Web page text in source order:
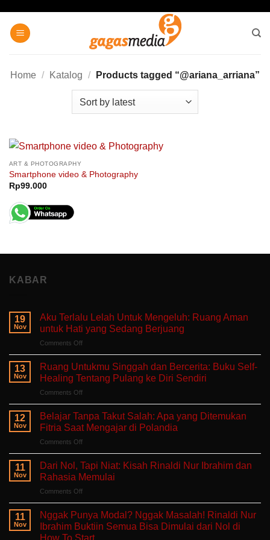
content
Home / Katalog / Products tagged “@ariana_arriana”
ART & PHOTOGRAPHY
Smartphone video & Photography
Rp99.000
KABAR
19
Nov
Aku Terlalu Lelah Untuk Mengeluh: Ruang Aman
untuk Hati yang Sedang Berjuang
Comments Offon
Terlalu
Untuk
Mengeluh:
Ruang
Aman
untuk
Sedang
Berjuang
13
Nov
Ruang Untukmu Singgah dan Bercerita: Buku Self-
Healing Tentang Pulang ke Diri Sendiri
Comments Offon
Untukmu
Singgah
dan
Bercerita:
Buku
Self-
Healing
ke
Diri
Sendiri
12
Nov
Belajar Tanpa Takut Salah: Apa yang Ditemukan
Fitria Saat Mengajar di Polandia
Comments Offon
Tanpa
Takut
Salah:
Apa
yang
Ditemukan
Fitria
Saat
11
Nov
Dari Nol, Tapi Niat: Kisah Rinaldi Nur Ibrahim dan
Rahasia Memulai
Comments Offon
Tapi
Niat:
11
Nov
Nggak Punya Modal? Nggak Masalah! Rinaldi Nur
Ibrahim Buktiin Semua Bisa Dimulai dari Nol di
How To Start